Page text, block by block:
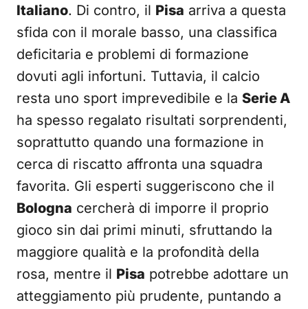
Italiano. Di contro, il Pisa arriva a questa
sfida con il morale basso, una classifica
deficitaria e problemi di formazione
dovuti agli infortuni. Tuttavia, il calcio
resta uno sport imprevedibile e la Serie A
ha spesso regalato risultati sorprendenti,
soprattutto quando una formazione in
cerca di riscatto affronta una squadra
favorita. Gli esperti suggeriscono che il
Bologna cercherà di imporre il proprio
gioco sin dai primi minuti, sfruttando la
maggiore qualità e la profondità della
rosa, mentre il Pisa potrebbe adottare un
atteggiamento più prudente, puntando a